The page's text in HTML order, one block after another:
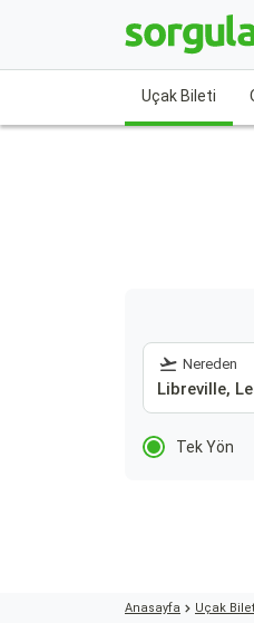
Uçak Bileti
Nereden
Tek Yön
Anasayfa Uçak